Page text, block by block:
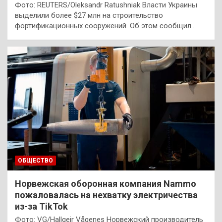
Фото: REUTERS/Oleksandr Ratushniak Власти Украины
выделили более $27 млн на строительство
фортификационных сооружений. Об этом сообщил…
ОБЩЕСТВО
Норвежская оборонная компания Nammo
пожаловалась на нехватку электричества
из-за TikTok
Фото: VG/Hallgeir Vågenes Норвежский производитель